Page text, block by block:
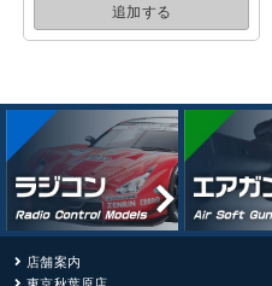
追加する
店舗案内